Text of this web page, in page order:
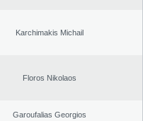
Karchimakis Michail
Floros Nikolaos
Garoufalias Georgios